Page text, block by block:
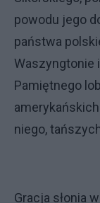
powodu jego
państwa
Waszyngtonie
Pamiętnego
niego,
Gracja słonia